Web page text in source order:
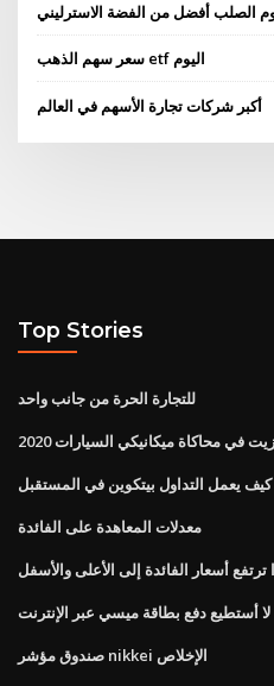
الصلب أفضل من الفضة الاسترليني
سعر سهم الذهب etf اليوم
أكبر شركات تجارة الأسهم في العالم
Top Stories
للتجارة الحرة من جانب واحد
في محاكاة ميكانيكي السيارات 2020
كيف يعمل التداول بيتكوين في المستقبل
معدلات المعاهدة على الفائدة
ترتفع أسعار الفائدة إلى الأعلى والأسفل
لا أستطيع دفع بطاقة ميسي عبر الإنترنت
صندوق مؤشر nikkei الإخلاص